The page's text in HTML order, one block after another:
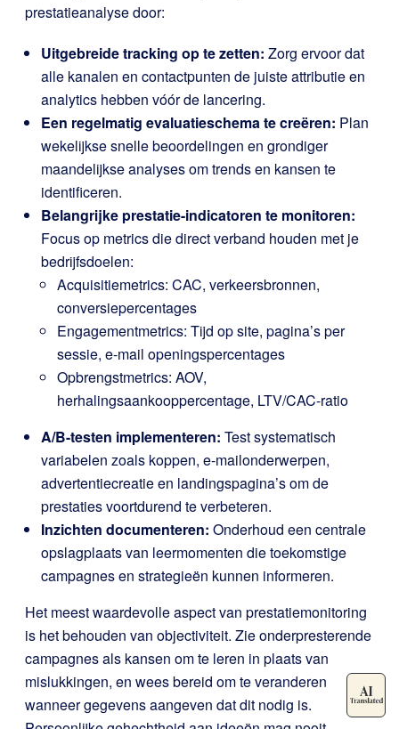
prestatieanalyse door:
Uitgebreide tracking op te zetten: Zorg ervoor dat
alle kanalen en contactpunten de juiste attributie en
analytics hebben vóór de lancering.
Een regelmatig evaluatieschema te creëren: Plan
wekelijkse snelle beoordelingen en grondiger
maandelijkse analyses om trends en kansen te
identificeren.
Belangrijke prestatie-indicatoren te monitoren:
Focus op metrics die direct verband houden met je
bedrijfsdoelen:
Acquisitiemetrics: CAC, verkeersbronnen,
conversiepercentages
Engagementmetrics: Tijd op site, pagina’s per
sessie, e-mail openingspercentages
Opbrengstmetrics: AOV,
herhalingsaankooppercentage, LTV/CAC-ratio
A/B-testen implementeren: Test systematisch
variabelen zoals koppen, e-mailonderwerpen,
advertentiecreatie en landingspagina’s om de
prestaties voortdurend te verbeteren.
Inzichten documenteren: Onderhoud een centrale
opslagplaats van leermomenten die toekomstige
campagnes en strategieën kunnen informeren.
Het meest waardevolle aspect van prestatiemonitoring
is het behouden van objectiviteit. Zie onderpresterende
campagnes als kansen om te leren in plaats van
mislukkingen, en wees bereid om te veranderen
wanneer gegevens aangeven dat dit nodig is.